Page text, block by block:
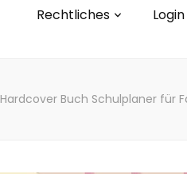
Rechtliches Login
Hardcover Buch Schulplaner für